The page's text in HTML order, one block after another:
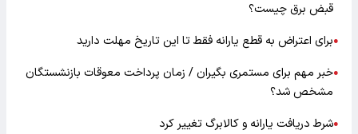
قبض برق چیست؟
●برای اعتراض به قطع یارانه فقط تا این تاریخ مهلت دارید
●خبر مهم برای مستمری بگیران / زمان پرداخت معوقات بازنشستگان
مشخص شد؟
●شرط دریافت یارانه و کالابرگ تغییر کرد